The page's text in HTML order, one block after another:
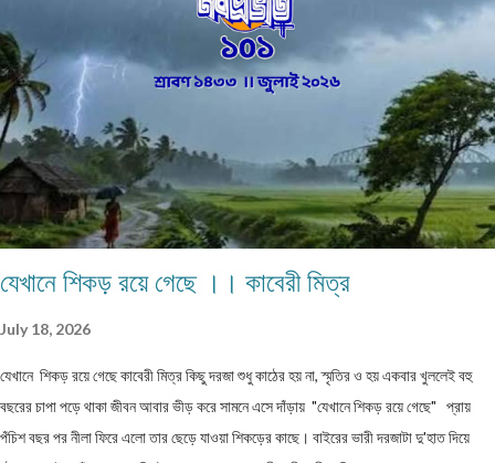
এই কঠোর এবং কঠিন পরিস্থিতিতেও নীলিমার মা শ্রীমতী মেনকা‚ সংসার সামলে তার ছেলেমেয়েদের
পড়াশুনার প্রতি যথেষ্ট তৎপর ও সহানুভূতিশীল। তাদের পড়াশুনায় কোনো খামতি রাখেননি। যথা সময়ে
তাদেরকে বিদ্যালয়ের মুখ দেখিয়েছে – টিউশনের বন্দোবস্ত করেছে। তাদের জীবন যাতে সুখকর হয় সেটাই
প্রতিদিন ভগবানের কাছে প্রার্থনা করেছে। পাঁচ-পাঁচটি ছেলেমেয়ের মধ্যে সবাইকে উচ্চশিক্ষিত করে তোলা
একপ...
যেখানে শিকড় রয়ে গেছে ।। কাবেরী মিত্র
July 18, 2026
যেখানে শিকড় রয়ে গেছে কাবেরী মিত্র কিছু দরজা শুধু কাঠের হয় না, স্মৃতির ও হয় একবার খুললেই বহু
বছরের চাপা পড়ে থাকা জীবন আবার ভীড় করে সামনে এসে দাঁড়ায় "যেখানে শিকড় রয়ে গেছে" প্রায়
পঁচিশ বছর পর নীলা ফিরে এলো তার ছেড়ে যাওয়া শিকড়ের কাছে। বাইরের ভারী দরজাটা দু'হাত দিয়ে